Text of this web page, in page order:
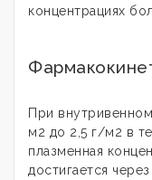
концентрациях
При
м2 до 2,5 г/м2 в
плазменная
достигается